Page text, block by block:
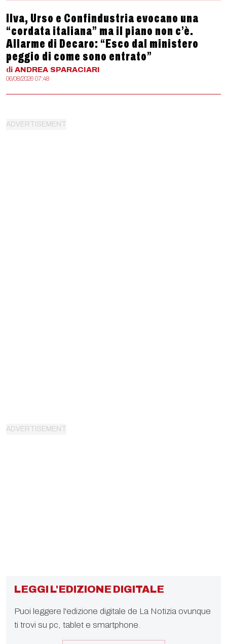
Ilva, Urso e Confindustria evocano una
“cordata italiana” ma il piano non c’è.
Allarme di Decaro: “Esco dal ministero
peggio di come sono entrato”
di ANDREA SPARACIARI
06/08/2026 07:48
LEGGI L'EDIZIONE DIGITALE
Puoi leggere l'edizione digitale de La Notizia ovunque
ti trovi su pc, tablet e smartphone.